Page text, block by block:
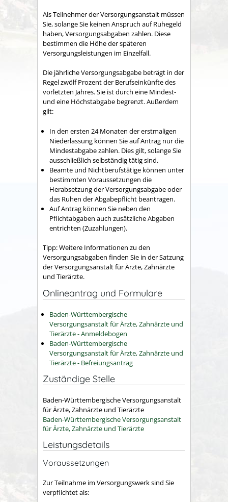
Als Teilnehmer der Versorgungsanstalt müssen
Sie, solange Sie keinen Anspruch auf Ruhegeld
haben, Versorgungsabgaben zahlen. Diese
bestimmen die Höhe der späteren
Versorgungsleistungen im Einzelfall.
Die jährliche Versorgungsabgabe beträgt in der
Regel zwölf Prozent der Berufseinkünfte des
vorletzten Jahres.Sie ist durch eine Mindest-
und eine Höchstabgabe begrenzt. Außerdem
gilt:
In den ersten 24 Monaten der erstmaligen
Niederlassung können Sie auf Antrag nur die
Mindestabgabe zahlen. Dies gilt, solange Sie
ausschließlich selbständig tätig sind.
Beamte und Nichtberufstätige können unter
bestimmten Voraussetzungen die
Herabsetzung der Versorgungsabgabe oder
das Ruhen der Abgabepflicht beantragen.
Auf Antrag können Sie neben den
Pflichtabgaben auch zusätzliche Abgaben
entrichten (Zuzahlungen).
Tipp:Weitere Informationen zu den
Versorgungsabgaben finden Sie in der Satzung
der Versorgungsanstalt für Ärzte, Zahnärzte
und Tierärzte.
Onlineantrag und Formulare
Baden-Württembergische
Versorgungsanstalt für Ärzte, Zahnärzte und
Tierärzte - Anmeldebogen
Baden-Württembergische
Versorgungsanstalt für Ärzte, Zahnärzte und
Tierärzte - Befreiungsantrag
Zuständige Stelle
Baden-Württembergische Versorgungsanstalt
für Ärzte, Zahnärzte und Tierärzte
Baden-Württembergische Versorgungsanstalt
für Ärzte, Zahnärzte und Tierärzte
Leistungsdetails
Voraussetzungen
Zur Teilnahme im Versorgungswerk sind Sie
verpflichtet als: